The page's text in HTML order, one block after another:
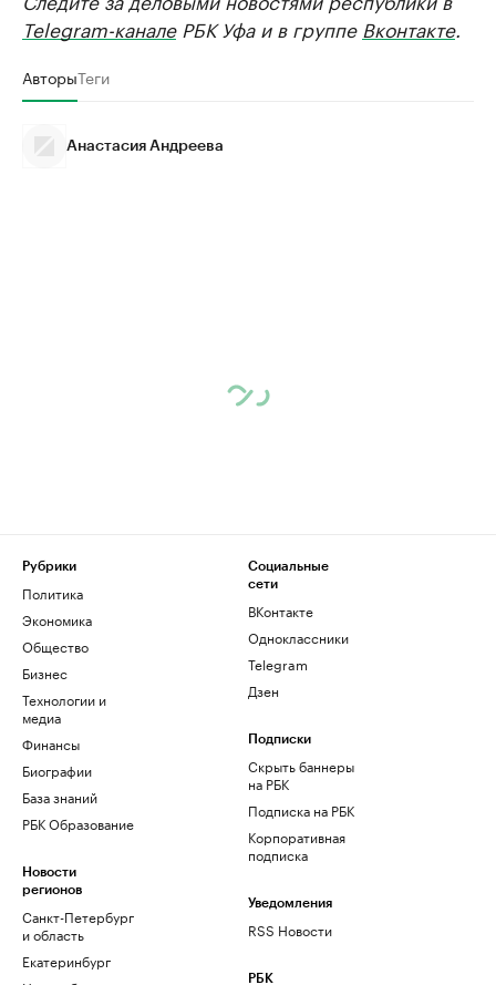
Telegram-каналеРБК Уфа и в группе Вконтакте.
АвторыТеги
Анастасия Андреева
Рубрики
Политика
Экономика
Общество
Бизнес
Технологии и
медиа
Финансы
Биографии
База знаний
РБК Образование
Новости
регионов
Санкт-Петербург
и область
Екатеринбург
Социальные
сети
ВКонтакте
Одноклассники
Telegram
Дзен
Подписки
Скрыть баннеры
на РБК
Подписка на РБК
Корпоративная
подписка
Уведомления
RSS Новости
РБК